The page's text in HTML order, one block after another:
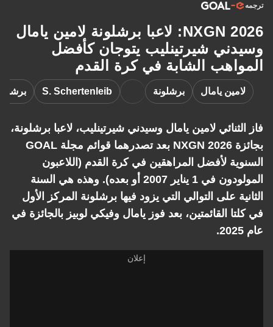
ترجمه
NXGN 2026: لاعبا برشلونة لامين يامال
وسيدني شيرتينليب يتوجان كأفضل
المواهب الشابة في كرة القدم
لامين يامال برشلونة S. Schertenleib
فاز الثنائي لامين يامال وسيدني شيرتينليب، لاعبا برشلونة،
بجائزة NXGN 2026 بعد تصدرهما قوائم مجلة GOAL
السنوية لأفضل المراهقين في كرة القدم (اللاعبون
المولودون في 1 يناير 2007 أو بعده). وهذه هي السنة
الثانية على التوالي التي يزود فيها برشلونة المركز الأول
في كلتا القائمتين، بعد فوز يامال وفيكي لوبيز بالجائزة في
عام 2025.